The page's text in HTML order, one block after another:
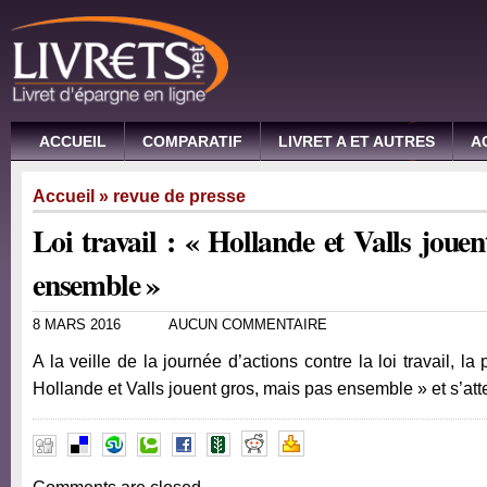
ACCUEIL COMPARATIF LIVRET A ET AUTRES
Accueil » revue de presse
Loi travail : « Hollande et Valls
ensemble »
8 MARS 2016 AUCUN COMMENTAIRE
A la veille de la journée d’actions contre la loi travail, la
Hollande et Valls jouent gros, mais pas ensemble » et